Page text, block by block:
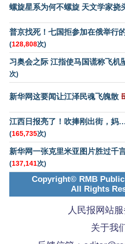
螺旋星系为何不螺旋 天文学家挠
普京找死！七国拒参加在俄举行
(128,808次)
习奥会之际 江指使马国谎称飞机
次)
新华网这要闻让江泽民魂飞魄散
江西日报亮了！吹捧刚出街，妈
(165,735次)
新华网一张克里米亚图片胜过千
(137,141次)
Copyright© RMB
All Rights
人民报网站
关于我